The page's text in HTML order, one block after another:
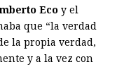
Eco y el
que “la verdad
la propia verdad,
y a la vez con